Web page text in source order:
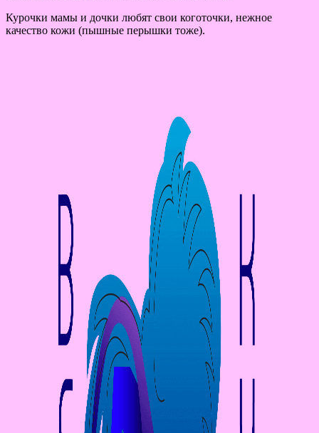
Курочки мамы и дочки любят свои коготочки, нежное
качество кожи (пышные перышки тоже).